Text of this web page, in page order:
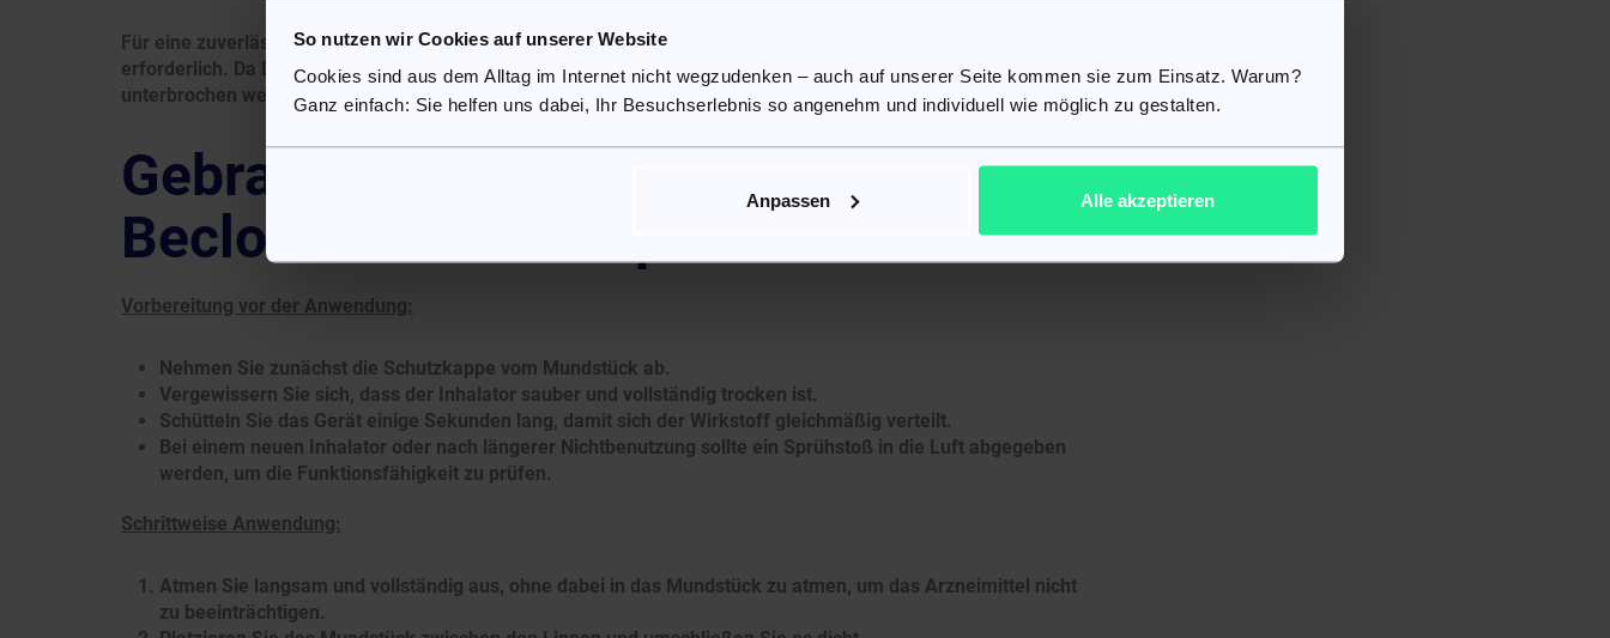
So nutzen wir Cookies auf unserer Website
Cookies sind aus dem Alltag im Internet nicht wegzudenken – auch auf unserer Seite kommen sie zum Einsatz. Warum?
Ganz einfach: Sie helfen uns dabei, Ihr Besuchserlebnis so angenehm und individuell wie möglich zu gestalten.
Anpassen Alle akzeptieren
Für eine zuverlässige Wirkung ist eine regelmäßige Anwendung über den vom Arzt festgelegten Zeitraum
erforderlich. Da Beclometason Glenmark vorbeugend wirkt, sollte die Inhalation auch bei Symptomfreiheit nicht
unterbrochen werden.
Gebrauchsanweisung für
Beclometason-ratiopharm®
Vorbereitung vor der Anwendung:
Nehmen Sie zunächst die Schutzkappe vom Mundstück ab.
Vergewissern Sie sich, dass der Inhalator sauber und vollständig trocken ist.
Schütteln Sie das Gerät einige Sekunden lang, damit sich der Wirkstoff gleichmäßig verteilt.
Bei einem neuen Inhalator oder nach längerer Nichtbenutzung sollte ein Sprühstoß in die Luft abgegeben
werden, um die Funktionsfähigkeit zu prüfen.
Schrittweise Anwendung:
Atmen Sie langsam und vollständig aus, ohne dabei in das Mundstück zu atmen, um das Arzneimittel nicht
zu beeinträchtigen.